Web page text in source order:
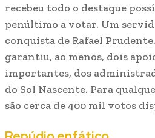
recebeu todo o destaque
penúltimo a votar. Um
conquista de Rafael
garantiu, ao menos, dois
importantes, dos
do Sol Nascente. Para
são cerca de 400 mil votos